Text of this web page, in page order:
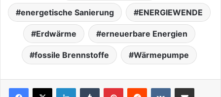
energetische Sanierung ENERGIEWENDE
Erdwärme erneuerbare Energien
fossile Brennstoffe Wärmepumpe